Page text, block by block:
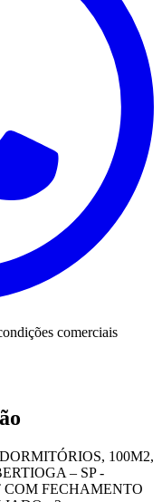
comerciais
100M2,
– SP -
FECHAMENTO